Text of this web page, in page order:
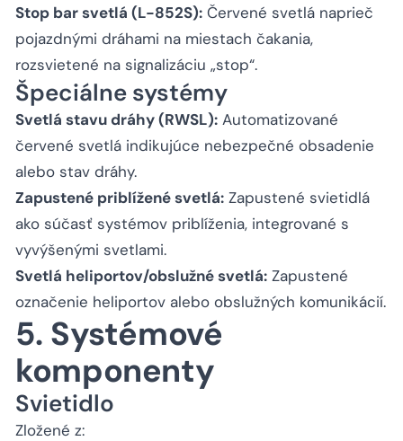
Stop bar svetlá (L-852S): Červené svetlá naprieč
pojazdnými dráhami na miestach čakania,
rozsvietené na signalizáciu „stop“.
Špeciálne systémy
Svetlá stavu dráhy (RWSL): Automatizované
červené svetlá indikujúce nebezpečné obsadenie
alebo stav dráhy.
Zapustené priblížené svetlá: Zapustené svietidlá
ako súčasť systémov priblíženia, integrované s
vyvýšenými svetlami.
Svetlá heliportov/obslužné svetlá: Zapustené
označenie heliportov alebo obslužných komunikácií.
5. Systémové
komponenty
Svietidlo
Zložené z: